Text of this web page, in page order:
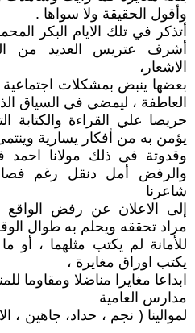
وأقول الحقيقة ولا سواها .
أتذكر في تلك الايام البكر
أشرف عتريس العديد من
الاشعار،
بعضها ينبض بمشكلات اجتماعية
العاطفة ، ليمضي في السياق
حريصا علي القراءة والكتابة
يؤمن به من أفكار يسارية وينتمى
وقدوتة فى ذلك مولانا احمد
والرفض أمل دنقل رغم
شاعرنا
إلى الاعلان عن رفض الواقع
مراد تحققه ويحلم به طوال
للأمانة لم يكتب مثلهما ، أو
يكتب اوراق مغايرة ،
ابداعا مغايرا مناضلا ومقاوما
مدارس العامية
لموالينا ( نجم ، حداد، جاهين ،